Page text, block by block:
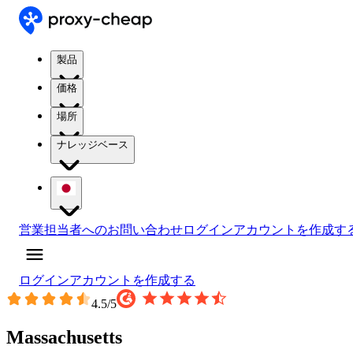
製品
価格
場所
ナレッジベース
営業担当者へのお問い合わせログインアカウントを作成す
ログインアカウントを作成する
4.5/5
Massachusetts